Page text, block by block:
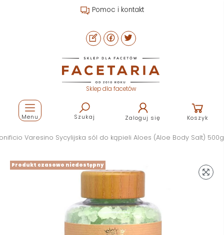
Pomoc i kontakt
Sklep dla facetów
Szukaj Zaloguj się Koszyk
Menu
Varesino Sycylijska sól do kąpieli Aloes (Aloe Body Salt) 500g
Produkt czasowo niedostępny